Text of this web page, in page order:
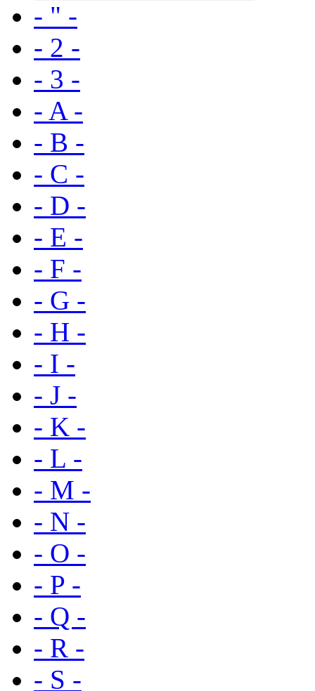
- " -
- 2 -
- 3 -
- A -
- B -
- C -
- D -
- E -
- F -
- G -
- H -
- I -
- J -
- K -
- L -
- M -
- N -
- O -
- P -
- Q -
- R -
- S -